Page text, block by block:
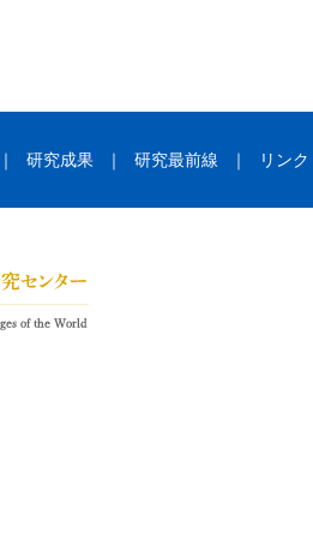
｜ 研究成果 ｜ 研究最前線 ｜ リンク